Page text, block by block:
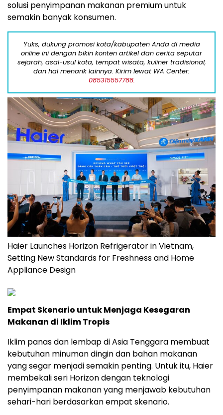
solusi penyimpanan makanan premium untuk
semakin banyak konsumen.
Yuks, dukung promosi kota/kabupaten Anda di media
online ini dengan bikin konten artikel dan cerita seputar
sejarah, asal-usul kota, tempat wisata, kuliner tradisional,
dan hal menarik lainnya. Kirim lewat WA Center:
085315557788.
Haier Launches Horizon Refrigerator in Vietnam,
Setting New Standards for Freshness and Home
Appliance Design
Empat Skenario untuk Menjaga Kesegaran
Makanan di Iklim Tropis
Iklim panas dan lembap di Asia Tenggara membuat
kebutuhan minuman dingin dan bahan makanan
yang segar menjadi semakin penting. Untuk itu, Haier
membekali seri Horizon dengan teknologi
penyimpanan makanan yang menjawab kebutuhan
sehari-hari berdasarkan empat skenario.